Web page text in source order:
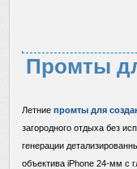
Промты
Летние промты для
загородного отдыха без
генерации
объектива iPhone 24-мм с